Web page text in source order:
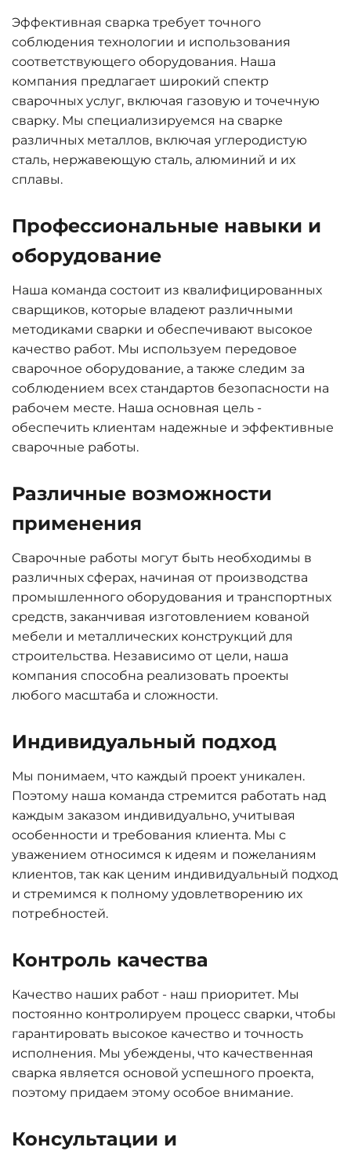
Эффективная сварка требует точного
соблюдения технологии и использования
соответствующего оборудования. Наша
компания предлагает широкий спектр
сварочных услуг, включая газовую и точечную
сварку. Мы специализируемся на сварке
различных металлов, включая углеродистую
сталь, нержавеющую сталь, алюминий и их
сплавы.
Профессиональные навыки и
оборудование
Наша команда состоит из квалифицированных
сварщиков, которые владеют различными
методиками сварки и обеспечивают высокое
качество работ. Мы используем передовое
сварочное оборудование, а также следим за
соблюдением всех стандартов безопасности на
рабочем месте. Наша основная цель -
обеспечить клиентам надежные и эффективные
сварочные работы.
Различные возможности
применения
Сварочные работы могут быть необходимы в
различных сферах, начиная от производства
промышленного оборудования и транспортных
средств, заканчивая изготовлением кованой
мебели и металлических конструкций для
строительства. Независимо от цели, наша
компания способна реализовать проекты
любого масштаба и сложности.
Индивидуальный подход
Мы понимаем, что каждый проект уникален.
Поэтому наша команда стремится работать над
каждым заказом индивидуально, учитывая
особенности и требования клиента. Мы с
уважением относимся к идеям и пожеланиям
клиентов, так как ценим индивидуальный подход
и стремимся к полному удовлетворению их
потребностей.
Контроль качества
Качество наших работ - наш приоритет. Мы
постоянно контролируем процесс сварки, чтобы
гарантировать высокое качество и точность
исполнения. Мы убеждены, что качественная
сварка является основой успешного проекта,
поэтому придаем этому особое внимание.
Консультации и